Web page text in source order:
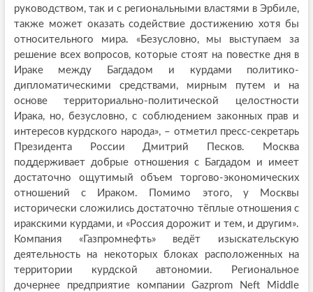
руководством, так и с региональными властями в Эрбиле,
также может оказать содействие достижению хотя бы
относительного мира. «Безусловно, мы выступаем за
решение всех вопросов, которые стоят на повестке дня в
Ираке между Багдадом и курдами политико-
дипломатическими средствами, мирным путем и на
основе территориально-политической целостности
Ирака, но, безусловно, с соблюдением законных прав и
интересов курдского народа», – отметил пресс-секретарь
Президента России Дмитрий Песков. Москва
поддерживает добрые отношения с Багдадом и имеет
достаточно ощутимый объем торгово-экономических
отношений с Ираком. Помимо этого, у Москвы
исторически сложились достаточно тёплые отношения с
иракскими курдами, и «Россия дорожит и тем, и другим».
Компания «Газпромнефть» ведёт изыскательскую
деятельность на некоторых блоках расположенных на
территории курдской автономии. Региональное
дочернее предприятие компании Gazprom Neft Middle